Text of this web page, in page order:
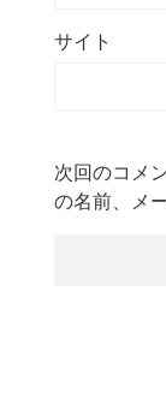
サイト
次回のコメ
の名前、メ